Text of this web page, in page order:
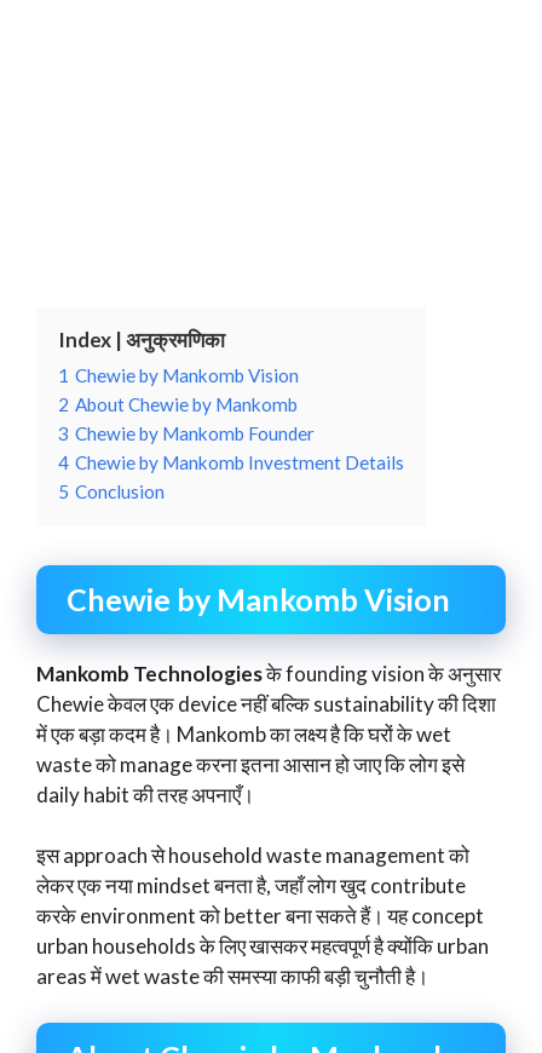
Index | अनुक्रमणिका
1 Chewie by Mankomb Vision
2 About Chewie by Mankomb
3 Chewie by Mankomb Founder
4 Chewie by Mankomb Investment Details
5 Conclusion
Chewie by Mankomb Vision
Mankomb Technologiesके founding vision के अनुसार
Chewie केवल एक device नहीं बल्कि sustainability की दिशा
में एक बड़ा कदम है। Mankomb का लक्ष्य है कि घरों के wet
waste को manage करना इतना आसान हो जाए कि लोग इसे
daily habit की तरह अपनाएँ।
इस approach से household waste management को
लेकर एक नया mindset बनता है, जहाँ लोग खुद contribute
करके environment को better बना सकते हैं। यह concept
urban households के लिए खासकर महत्वपूर्ण है क्योंकि urban
areas में wet waste की समस्या काफी बड़ी चुनौती है।